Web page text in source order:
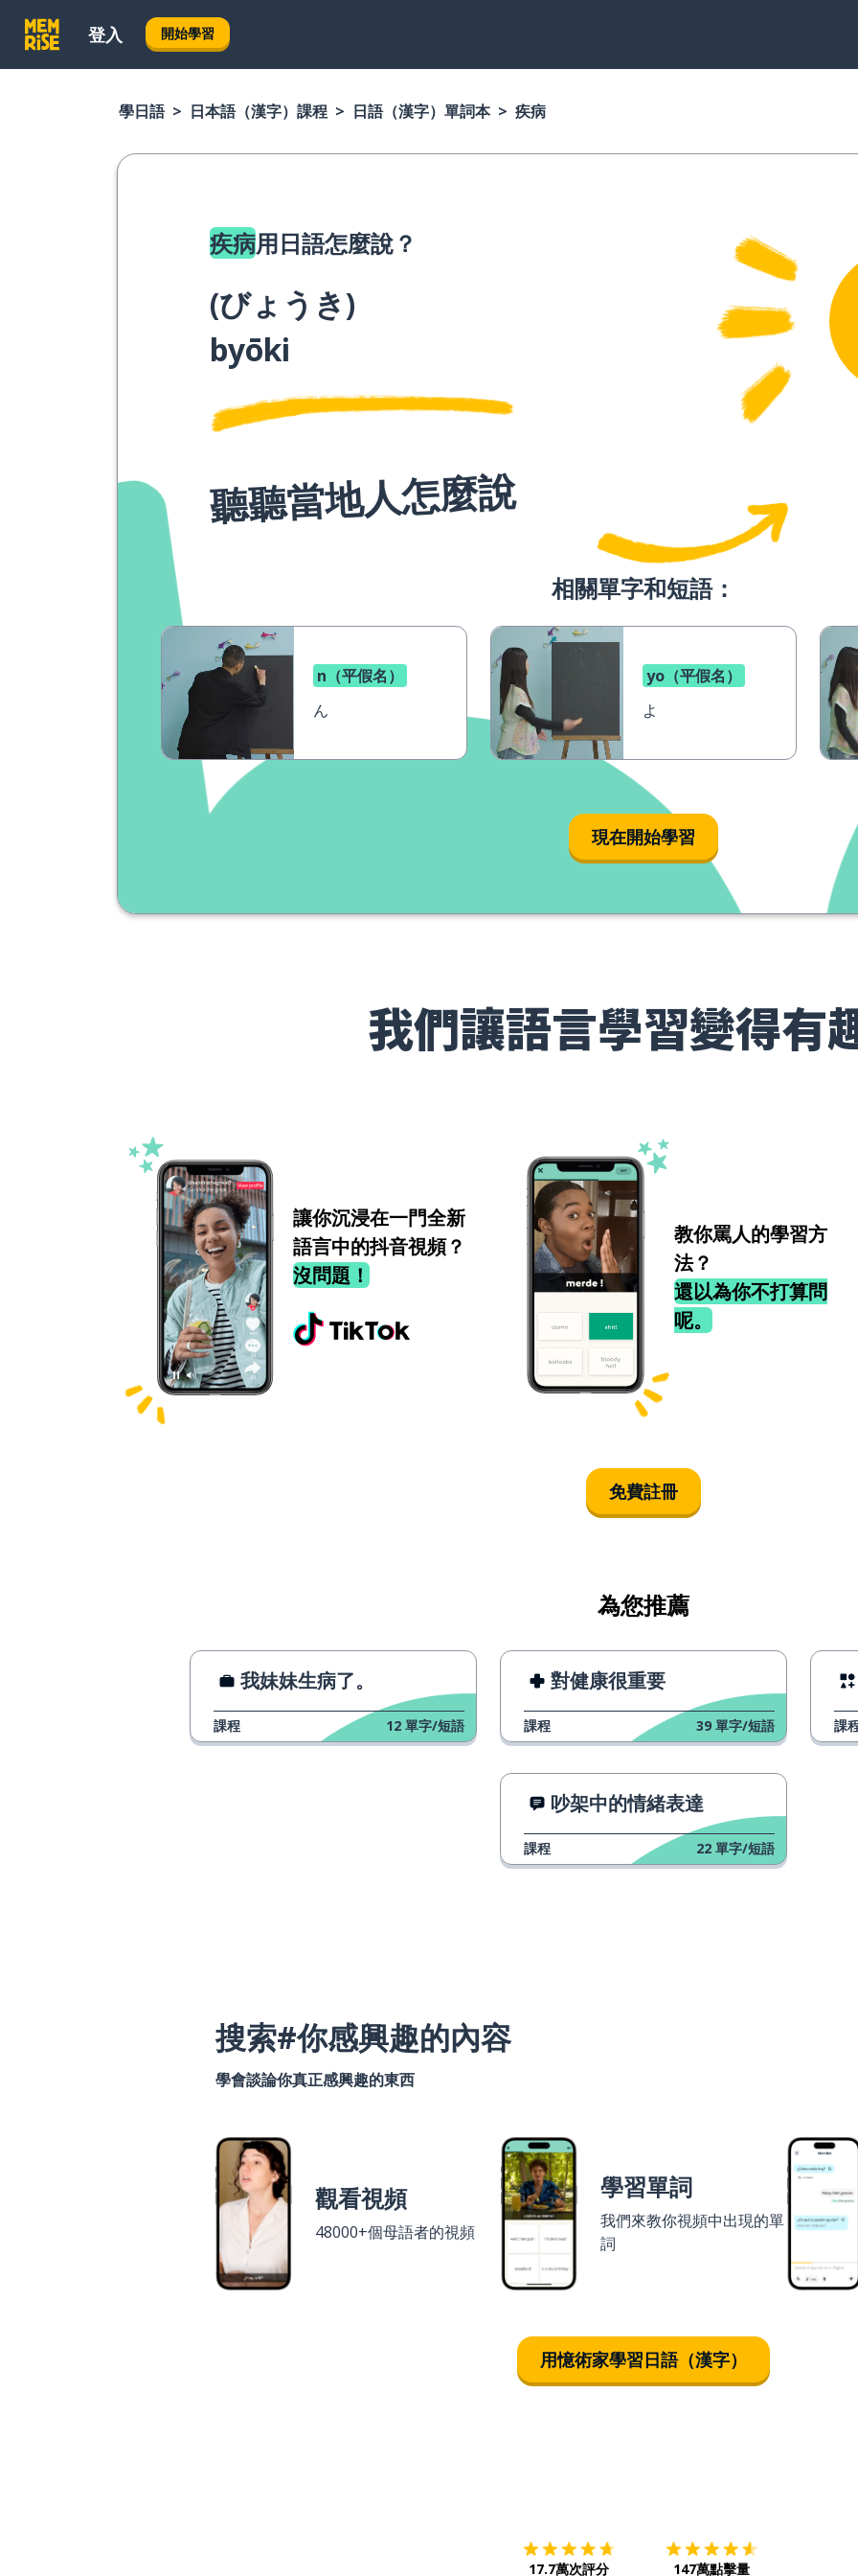
登入 開始學習
學日語 日本語（漢字）課程 日語（漢字）單詞本 疾病
疾病用日語怎麼說？
(びょうき)
byōki
聽聽當地人怎麼說
相關單字和短語：
n（平假名）
ん
yo（平假名）
よ
現在開始學習
我們讓語言學習變得有
讓你沉浸在一門全新
語言中的抖音視頻？
沒問題！
教你罵人的學習方
法？
還以為你不打算問
呢。
免費註冊
為您推薦
我妹妹生病了。
課程 12 單字/短語
對健康很重要
課程 39 單字/短語 課
吵架中的情緒表達
課程 22 單字/短語
搜索#你感興趣的內容
學會談論你真正感興趣的東西
觀看視頻
48000+個母語者的視頻
學習單詞
我們來教你視頻中出現的單
詞
用憶術家學習日語（漢字）
17.7萬次評分 147萬點擊量